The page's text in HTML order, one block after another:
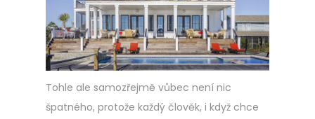
Tohle ale samozřejmě vůbec není nic
špatného, protože každý člověk, i když chce